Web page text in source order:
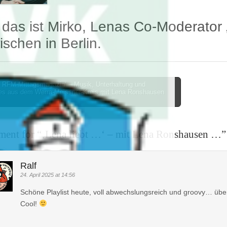
ist Mirko, Lenas Co-
in Berlin.
Mittagsmagazin‘ – Musik, Unterhaltung und
aus dem Werra-Meissner-Kreis mit Lena Ronshausen
for “ ‚Lena liebt …‘ – mit Lena Ronshausen …”
Ralf
24. April 2025 at 14:56
Schöne Playlist heute, voll abwechslungsreich und groovy…
Cool!